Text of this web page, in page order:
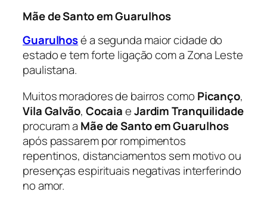
Mãe de Santo em Guarulhos
Guarulhosé a segunda maior cidade do
estado e tem forte ligação com a Zona Leste
paulistana.
Muitos moradores de bairros como Picanço,
Vila Galvão, CocaiaeJardim Tranquilidade
procuram a Mãe de Santo em Guarulhos
após passarem por rompimentos
repentinos, distanciamentos sem motivo ou
presenças espirituais negativas interferindo
no amor.